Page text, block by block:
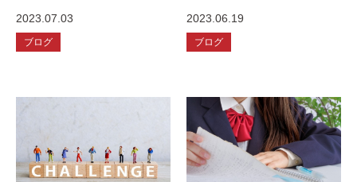
2023.07.03
ブログ
2023.06.19
ブログ